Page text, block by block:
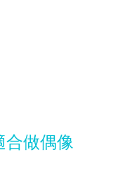
合做偶像